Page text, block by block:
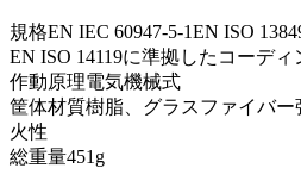
規格EN IEC 60947-5-1EN ISO
EN ISO 14119に準拠したコーデ
作動原理電気機械式
筐体材質樹脂、グラスファイバ
火性
総重量451 g